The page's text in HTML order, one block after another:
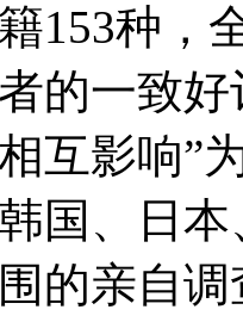
153种，
的一致
互影响”
国、日
的亲自